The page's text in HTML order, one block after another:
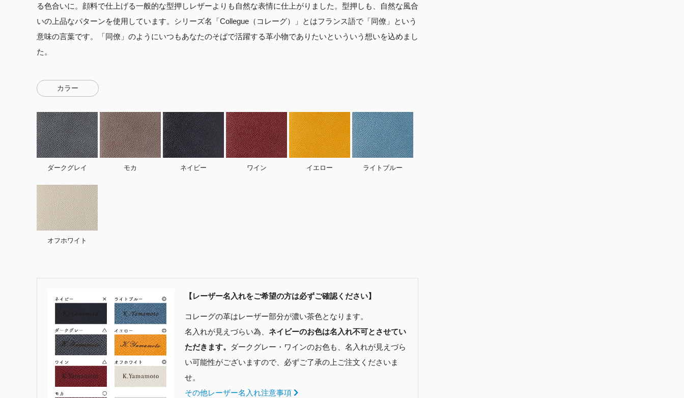
る色合いに。顔料で仕上げる一般的な型押しレザーよりも自然な表情に仕上がりました。型押しも、自然な風合
いの上品なパターンを使用しています。シリーズ名「Collegue（コレーグ）」とはフランス語で「同僚」という
意味の言葉です。「同僚」のようにいつもあなたのそばで活躍する革小物でありたいといういう想いを込めまし
た。
カラー
ダークグレイ モカ ネイビー ワイン イエロー ライトブルー
オフホワイト
【レーザー名入れをご希望の方は必ずご確認ください】
コレーグの革はレーザー部分が濃い茶色となります。
名入れが見えづらい為、 ネイビーのお色は名入れ不可とさせてい
ただきます。
ダークグレー・ワインのお色も、名入れが見えづら
い可能性がございますので、必ずご了承の上ご注文くださいま
せ。
その他レーザー名入れ注意事項